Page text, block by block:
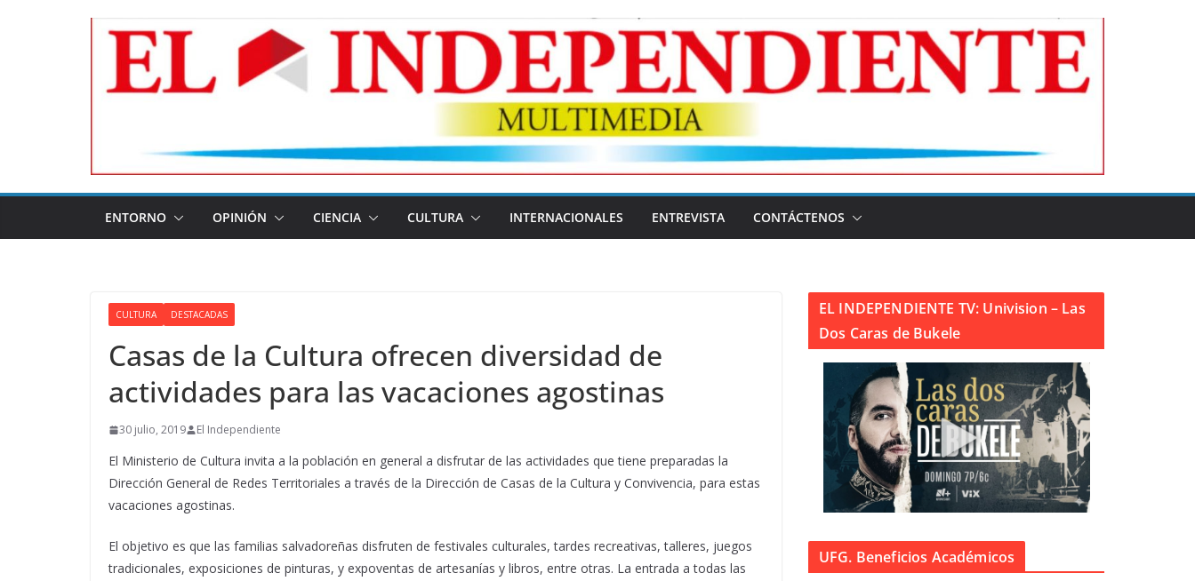
ENTORNO OPINIÓN CIENCIA CULTURA INTERNACIONALES ENTREVISTA CONTÁCTENOS
CULTURA DESTACADAS
Casas de la Cultura ofrecen diversidad de
actividades para las vacaciones agostinas
30 julio, 2019 El Independiente
El Ministerio de Cultura invita a la población en general a disfrutar de las actividades que tiene preparadas la
Dirección General de Redes Territoriales a través de la Dirección de Casas de la Cultura y Convivencia, para estas
vacaciones agostinas.
El objetivo es que las familias salvadoreñas disfruten de festivales culturales, tardes recreativas, talleres, juegos
tradicionales, exposiciones de pinturas, y expoventas de artesanías y libros, entre otras. La entrada a todas las
EL INDEPENDIENTE TV: Univision – Las
Dos Caras de Bukele
UFG. Beneficios Académicos